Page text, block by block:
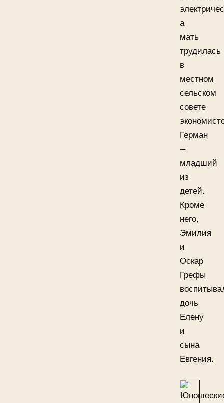
а
мать
трудилась
в
местном
сельском
совете
Герман
—
младший
из
детей.
Кроме
него,
Эмилия
и
Оскар
Грефы
дочь
Елену
и
сына
Евгения.